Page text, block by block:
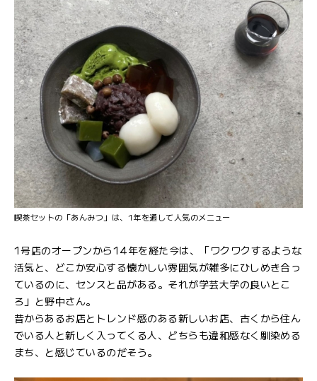
喫茶セットの「あんみつ」は、1年を通して人気のメニュー
1号店のオープンから14年を経た今は、「ワクワクするような
活気と、どこか安心する懐かしい雰囲気が雑多にひしめき合っ
ているのに、センスと品がある。それが学芸大学の良いとこ
ろ」と野中さん。
昔からあるお店とトレンド感のある新しいお店、古くから住ん
でいる人と新しく入ってくる人、どちらも違和感なく馴染める
まち、と感じているのだそう。